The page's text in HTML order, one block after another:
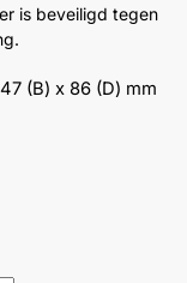
is beveiligd tegen
(B) x 86 (D) mm